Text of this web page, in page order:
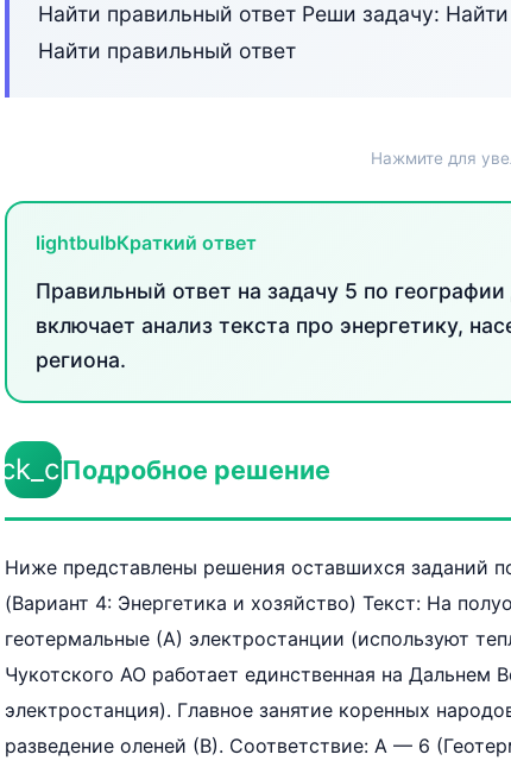
Найти правильный ответ Реши задачу:
Найти правильный ответ
Нажмите для
lightbulbКраткий ответ
Правильный ответ на задачу 5 по
включает анализ текста про энергетику,
региона.
Подробное решение
Ниже представлены решения оставшихся заданий
(Вариант 4: Энергетика и хозяйство) Текст: На
геотермальные (А) электростанции (используют
Чукотского АО работает единственная на Дальнем
электростанция). Главное занятие коренных
разведение оленей (В). Соответствие: А — 6